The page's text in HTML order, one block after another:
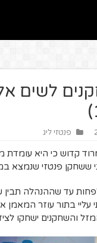
לשים
פנטזי ליג
קדוש כי היא עומדת
ששחקן פנטזי שנמצא
לפחות עד שההנהלה
עליי בתור עוזר
והשחקנים ישחקו